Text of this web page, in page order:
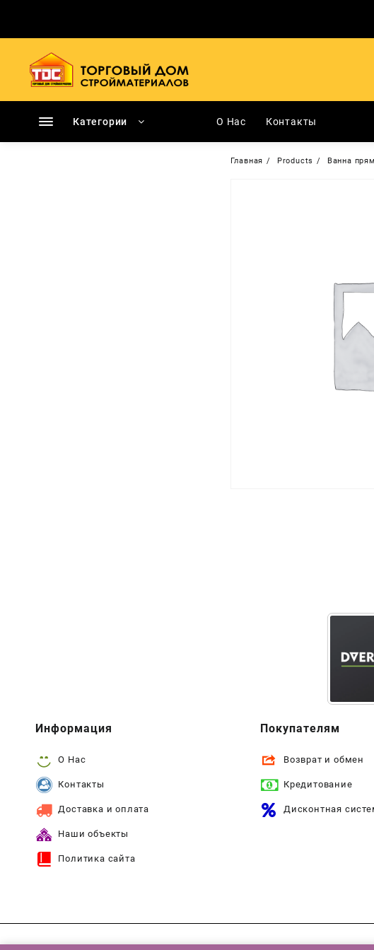
содержимому
Категории О Нас Контакты
Главная Products Ванна
Информация
О Нас
Контакты
Доставка и оплата
Наши объекты
Политика сайта
Покупателям
Возврат и обмен
Кредитование
Дисконтная